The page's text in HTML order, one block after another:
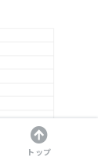
兼ね合いで
トップ